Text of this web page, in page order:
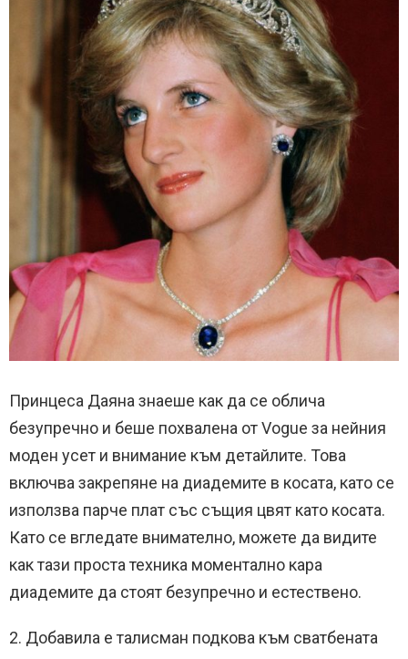
Принцеса Даяна знаеше как да се облича
безупречно и беше похвалена от Vogue за нейния
моден усет и внимание към детайлите. Това
включва закрепяне на диадемите в косата, като се
използва парче плат със същия цвят като косата.
Като се вгледате внимателно, можете да видите
как тази проста техника моментално кара
диадемите да стоят безупречно и естествено.
2. Добавила е талисман подкова към сватбената